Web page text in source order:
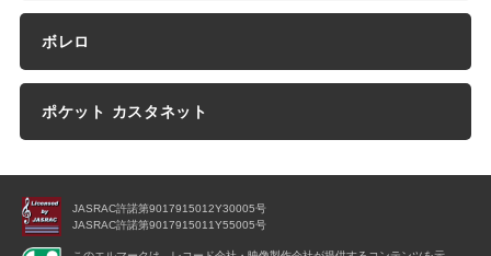
ボレロ
ポケット カスタネット
JASRAC許諾第9017915012Y30005号
JASRAC許諾第9017915011Y55005号